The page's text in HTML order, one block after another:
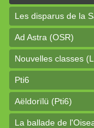
Les disparus de la
Ad Astra (OSR)
Nouvelles classes
Pti6
Aëldorïlü (Pti6)
La ballade de